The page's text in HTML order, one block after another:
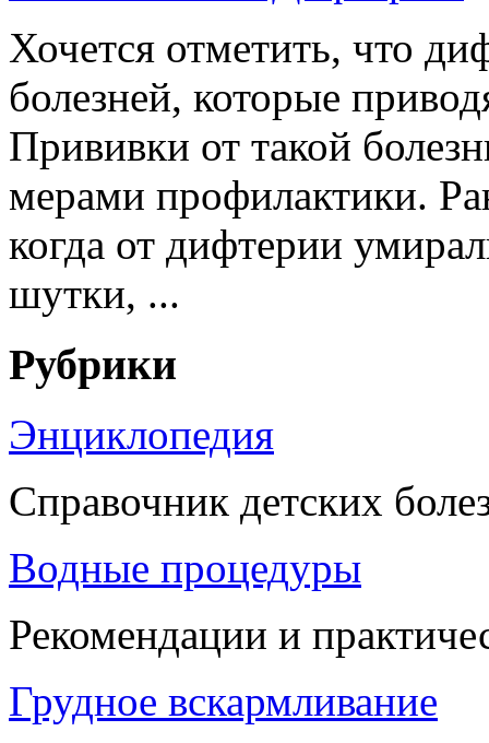
Хочется отметить, что
болезней, которые
Прививки от такой
мерами профилактики.
когда от дифтерии
шутки, ...
Рубрики
Энциклопедия
Справочник детских
Водные процедуры
Рекомендации и
Грудное вскармливание